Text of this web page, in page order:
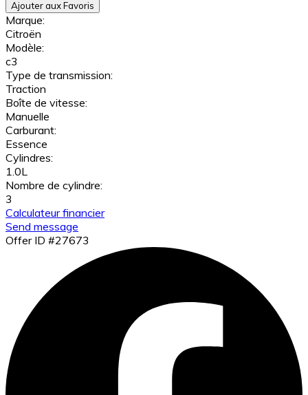
Ajouter aux Favoris
Marque:
Citroën
Modèle:
c3
Type de transmission:
Traction
Boîte de vitesse:
Manuelle
Carburant:
Essence
Cylindres:
1.0L
Nombre de cylindre:
3
Calculateur financier
Send message
Offer ID #27673